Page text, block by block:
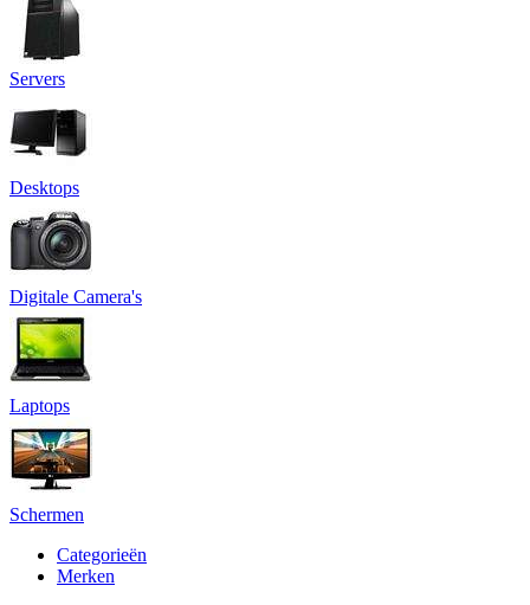
Servers
Desktops
Digitale Camera's
Laptops
Schermen
Categorieën
Merken